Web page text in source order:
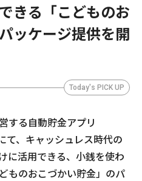
きる「こどものお
ッケージ提供を開
Today's PICK UP
する自動貯金アプリ
て、キャッシュレス時代の
に活用できる、小銭を使わ
ものおこづかい貯金」のパ